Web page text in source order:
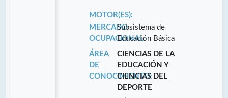
MOTOR(ES):
MERCADO
OCUPACIONAL:
Subsistema de
Educación Básica
ÁREA
DE
CONOCIMIENTO:
CIENCIAS DE LA
EDUCACIÓN Y
CIENCIAS DEL
DEPORTE